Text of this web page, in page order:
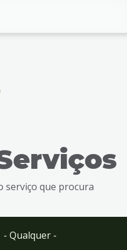
serviço que procura
- Qualquer -